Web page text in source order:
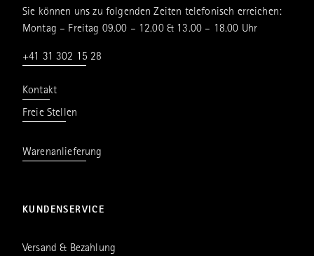
Sie können uns zu folgenden Zeiten telefonisch erreichen:
Montag – Freitag 09.00 – 12.00 & 13.00 – 18.00 Uhr
+41 31 302 15 28
Kontakt
Freie Stellen
Warenanlieferung
KUNDENSERVICE
Versand & Bezahlung